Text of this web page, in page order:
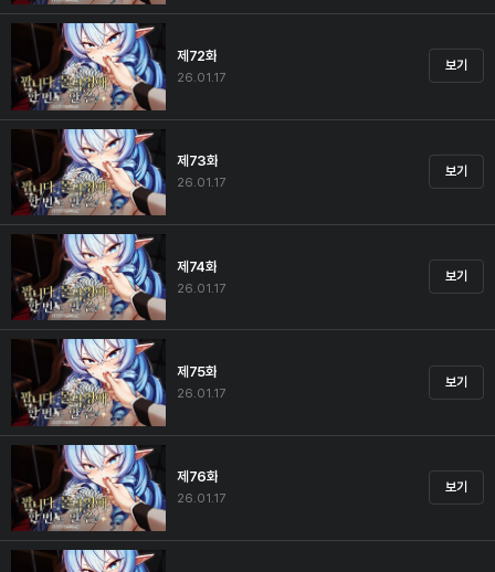
제72화
26.01.17
보기
제73화
26.01.17
보기
제74화
26.01.17
보기
제75화
26.01.17
보기
제76화
26.01.17
보기